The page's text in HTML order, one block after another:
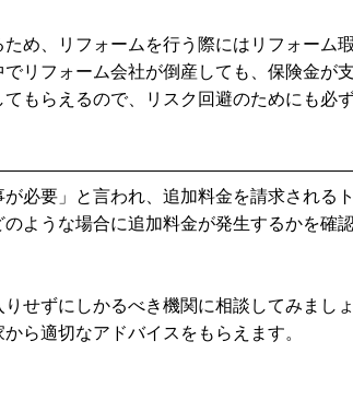
め、リフォームを行う際にはリフォーム
リフォーム会社が倒産しても、保険金が
もらえるので、リスク回避のためにも必
必要」と言われ、追加料金を請求される
ような場合に追加料金が発生するかを確
せずにしかるべき機関に相談してみまし
ら適切なアドバイスをもらえます。